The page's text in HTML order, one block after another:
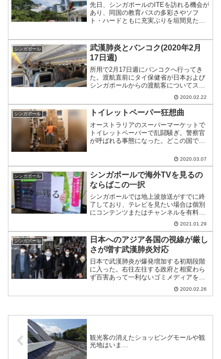
先日、シンガポールのITEを訪れる機会が
あり、同国の教育パスの多彩さやソフ
ト・ハードともに充実ぶりを垣間見たの
シンガポール
武漢肺炎とバンコク(2020年2月
17日週)
所用で2月17日週にバンコクへ行ってき
た。渡航直前にタイ保健省が日本および
シンガポールからの渡航客についてスク
リーニングを強化する旨の発表があり、
どうなることやら？と思ったのだが…
2020.02.22
シンガポール トイレットペーパー狂想曲
オーストラリアのスーパーマーケットで
トイレットペーパーで乱闘騒ぎ。警察官
が呼ばれる事態になった。どこの国でも
2020.03.07
シンガポール
シンガポールで海外TVを見るの
ならばこの一択
シンガポールでは地上波放送がすでに終
了しており、テレビを見たい場合は個別
にコンテンツまたはチャンネルを有料で
見る。でも、時間の合間にぼ～っとみた
いこともある。そんなときにおすすめし
たいのが、今回のTV-BOXである。
2021.01.29
シンガポール
日本へのアジア各国の視線が厳し
さが増す武漢肺炎対応
日本で武漢肺炎が爆発増加する初期段階
に入った。右往左往する政府と相変わら
ず百害あって一利ないゴミメディアをよ
そに、各国が日本排除に乗り出した。そ
れだけ事態は深刻化、海外政府が自国防
2020.02.26
観光客の消えたショッピングモールや観
光地はいま…